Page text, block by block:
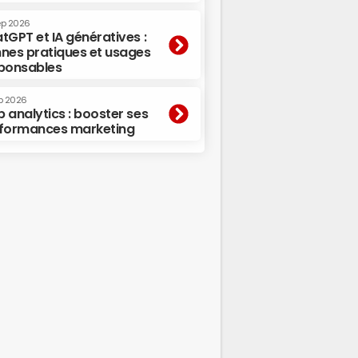
2026
et IA génératives :
pratiques et usages
2026
analytics : booster ses
marketing